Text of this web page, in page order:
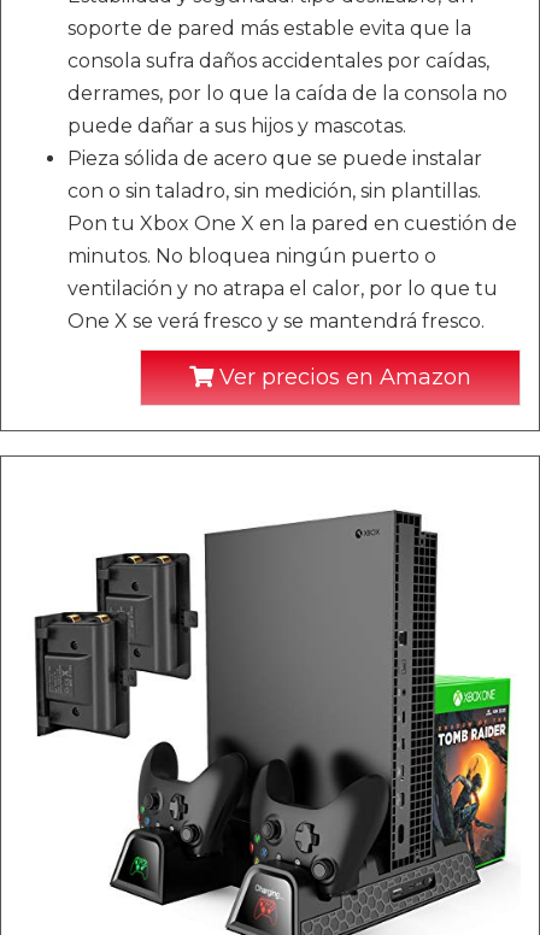
soporte de pared más estable evita que la
consola sufra daños accidentales por caídas,
derrames, por lo que la caída de la consola no
puede dañar a sus hijos y mascotas.
Pieza sólida de acero que se puede instalar
con o sin taladro, sin medición, sin plantillas.
Pon tu Xbox One X en la pared en cuestión de
minutos. No bloquea ningún puerto o
ventilación y no atrapa el calor, por lo que tu
One X se verá fresco y se mantendrá fresco.
Ver precios en Amazon